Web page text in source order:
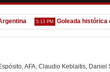
5:13 PM Goleada histórica de la
,AFA, Claudio Keblaitis, Daniel